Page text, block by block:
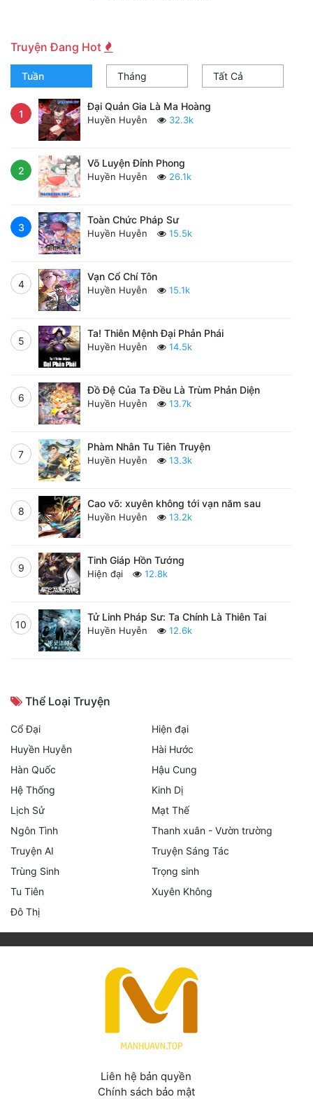
Truyện Đang Hot
Tuần Tháng Tất Cả
1
Đại Quản Gia Là Ma Hoàng
Huyền Huyễn 32.3k
2
Võ Luyện Đỉnh Phong
Huyền Huyễn 26.1k
3
Toàn Chức Pháp Sư
Huyền Huyễn 15.5k
4
Vạn Cổ Chí Tôn
Huyền Huyễn 15.1k
5
Ta! Thiên Mệnh Đại Phản Phái
Huyền Huyễn 14.5k
6
Đồ Đệ Của Ta Đều Là Trùm Phản Diện
Huyền Huyễn 13.7k
7
Phàm Nhân Tu Tiên Truyện
Huyền Huyễn 13.3k
8
Cao võ: xuyên không tới vạn năm sau
Huyền Huyễn 13.2k
9
Tinh Giáp Hồn Tướng
Hiện đại 12.8k
10
Tử Linh Pháp Sư: Ta Chính Là Thiên Tai
Huyền Huyễn 12.6k
Thể Loại Truyện
Cổ Đại
Hiện đại
Huyền Huyễn
Hài Hước
Hàn Quốc
Hậu Cung
Hệ Thống
Kinh Dị
Lịch Sử
Mạt Thế
Ngôn Tình
Thanh xuân - Vườn trường
Truyện AI
Truyện Sáng Tác
Trùng Sinh
Trọng sinh
Tu Tiên
Xuyên Không
Đô Thị
Liên hệ bản quyền
Chính sách bảo mật